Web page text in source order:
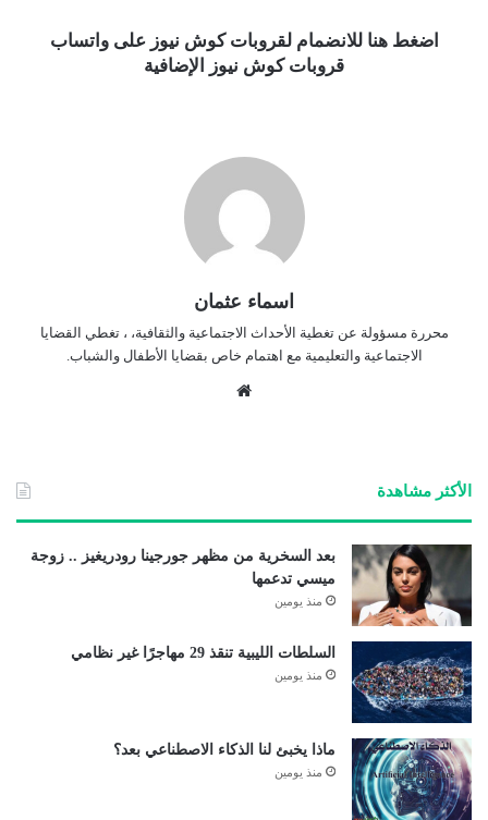
اضغط هنا للانضمام لقروبات كوش نيوز على واتساب
قروبات كوش نيوز الإضافية
اسماء عثمان
محررة مسؤولة عن تغطية الأحداث الاجتماعية والثقافية، ، تغطي القضايا
الاجتماعية والتعليمية مع اهتمام خاص بقضايا الأطفال والشباب.
الأكثر مشاهدة
بعد السخرية من مظهر جورجينا رودريغيز .. زوجة
ميسي تدعمها
منذ يومين
السلطات الليبية تنقذ 29 مهاجرًا غير نظامي
منذ يومين
ماذا يخبئ لنا الذكاء الاصطناعي بعد؟
منذ يومين